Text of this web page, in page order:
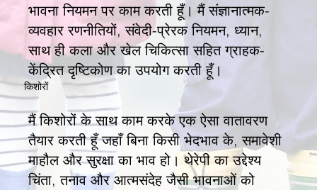
भावना नियमन पर काम करती हूँ। मैं संज्ञानात्मक-
व्यवहार रणनीतियों, संवेदी-प्रेरक नियमन, ध्यान,
साथ ही कला और खेल चिकित्सा सहित ग्राहक-
केंद्रित दृष्टिकोण का उपयोग करती हूँ।
किशोरों
मैं किशोरों के साथ काम करके एक ऐसा वातावरण
तैयार करती हूँ जहाँ बिना किसी भेदभाव के, समावेशी
माहौल और सुरक्षा का भाव हो। थेरेपी का उद्देश्य
चिंता, तनाव और आत्मसंदेह जैसी भावनाओं को